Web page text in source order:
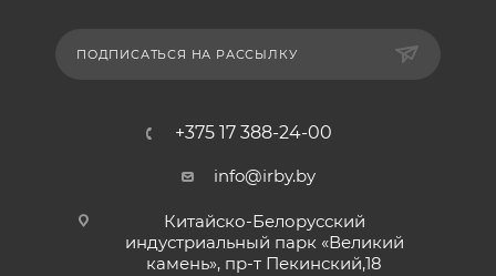
ПОДПИСАТЬСЯ НА РАССЫЛКУ
+375 17 388-24-00
info@irby.by
Китайско-Белорусский
индустриальный парк «Великий
камень», пр-т Пекинский,18